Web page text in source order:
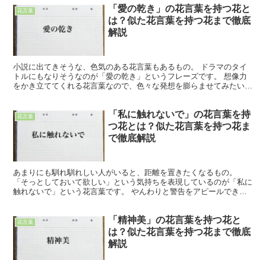
花言葉
「愛の乾き」の花言葉を持つ花と
は？似た花言葉を持つ花まで徹底
解説
小説に出てきそうな、色気のある花言葉もあるもの。 ドラマのタイ
トルにもなりそうなのが「愛の乾き」というフレーズです。 想像力
をかき立ててくれる花言葉なので、色々な発想を膨らませてみたい時
花言葉
「私に触れないで」の花言葉を持
つ花とは？似た花言葉を持つ花ま
で徹底解説
あまりにも馴れ馴れしい人がいると、距離を置きたくなるもの。
「そっとしておいて欲しい」という気持ちを表現しているのが「私に
触れないで」という花言葉です。 やんわりと警告をアピールできる
花言葉
「精神美」の花言葉を持つ花と
は？似た花言葉を持つ花まで徹底
解説